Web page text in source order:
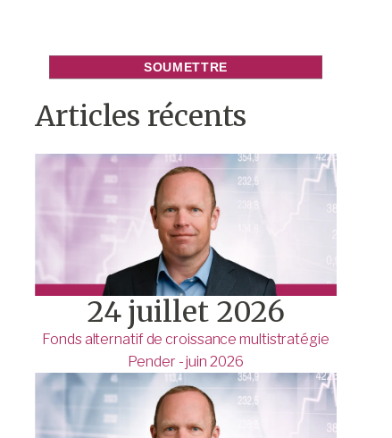
Articles récents
24 juillet 2026
Fonds alternatif de croissance multistratégie
Pender - juin 2026